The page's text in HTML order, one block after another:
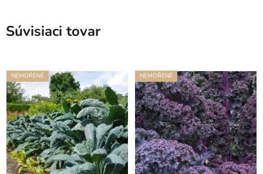
Súvisiaci tovar
NEMOŘENÉ NEMOŘENÉ